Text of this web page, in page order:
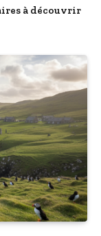
à découvrir